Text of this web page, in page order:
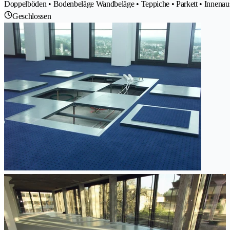
Doppelböden • Bodenbeläge Wandbeläge • Teppiche • Parkett •
Geschlossen